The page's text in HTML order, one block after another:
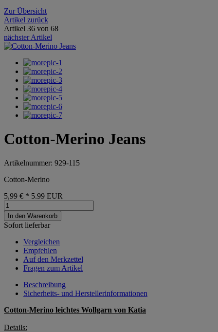
Zur Übersicht
Artikel zurück
Artikel 36 von 68
nächster Artikel
Cotton-Merino Jeans
Artikelnummer: 929-115
Cotton-Merino
5,99 € * 5.99 EUR
In den Warenkorb
Sofort lieferbar
Vergleichen
Empfehlen
Auf den Merkzettel
Fragen zum Artikel
Beschreibung
Sicherheits- und Herstellerinformationen
Cotton-Merino leichtes Wollgarn von Katia
Details: